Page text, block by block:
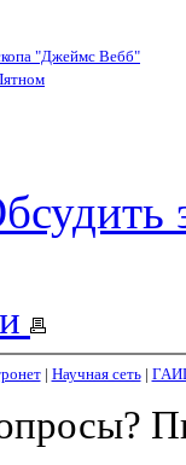
"Джеймс Вебб"
| Научная сеть|